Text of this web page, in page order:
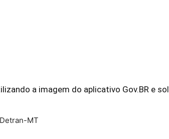
a imagem do aplicativo Gov.BR e
MT